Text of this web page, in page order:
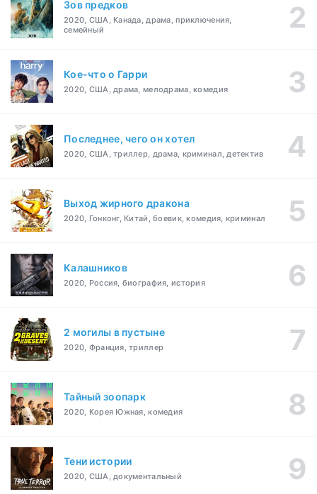
Зов предков
2020, США, Канада, драма, приключения,
семейный
Кое-что о Гарри
2020, США, драма, мелодрама, комедия
Последнее, чего он хотел
2020, США, триллер, драма, криминал, детектив
Выход жирного дракона
2020, Гонконг, Китай, боевик, комедия, криминал
Калашников
2020, Россия, биография, история
2 могилы в пустыне
2020, Франция, триллер
Тайный зоопарк
2020, Корея Южная, комедия
Тени истории
2020, США, документальный